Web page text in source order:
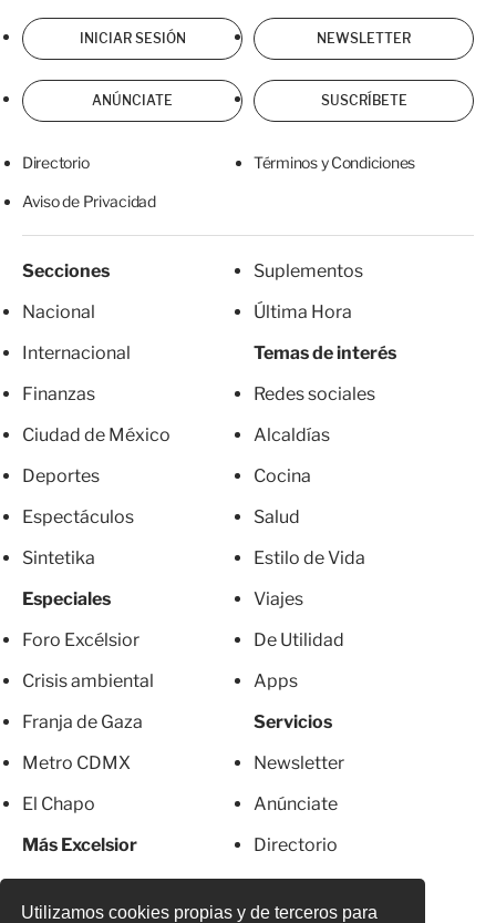
Utilizamos cookies propias y de terceros para
INICIAR SESIÓN NEWSLETTER
ANÚNCIATE SUSCRÍBETE
Directorio Términos y Condiciones
Aviso de Privacidad
Secciones
Nacional
Internacional
Finanzas
Ciudad de México
Deportes
Espectáculos
Sintetika
Especiales
Foro Excélsior
Crisis ambiental
Franja de Gaza
Metro CDMX
El Chapo
Más Excelsior
Suplementos
Última Hora
Temas de interés
Redes sociales
Alcaldías
Cocina
Salud
Estilo de Vida
Viajes
De Utilidad
Apps
Servicios
Newsletter
Anúnciate
Directorio